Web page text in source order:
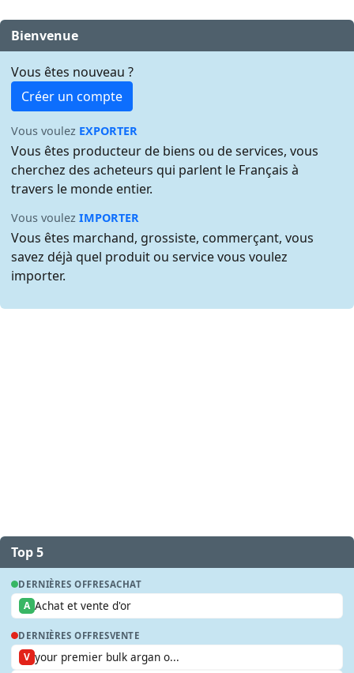
Bienvenue
Vous êtes nouveau ?
Créer un compte
Vous voulez EXPORTER
Vous êtes producteur de biens ou de services, vous
cherchez des acheteurs qui parlent le Français à
travers le monde entier.
Vous voulezIMPORTER
Vous êtes marchand, grossiste, commerçant, vous
savez déjà quel produit ou service vous voulez
importer.
Top 5
DERNIÈRES OFFRESACHAT
A Achat et vente d'or
DERNIÈRES OFFRESVENTE
V your premier bulk argan o...